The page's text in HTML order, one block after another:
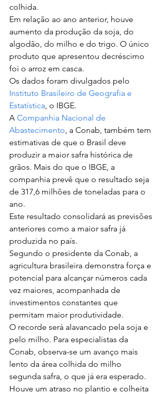
colhida.
Em relação ao ano anterior, houve
aumento da produção da soja, do
algodão, do milho e do trigo. O único
produto que apresentou decréscimo
foi o arroz em casca.
Os dados foram divulgados pelo
Instituto Brasileiro de Geografia e
Estatística, o IBGE.
A Companhia Nacional de
Abastecimento, a Conab, também tem
estimativas de que o Brasil deve
produzir a maior safra histórica de
grãos. Mais do que o IBGE, a
companhia prevê que o resultado seja
de 317,6 milhões de toneladas para o
ano.
Este resultado consolidará as previsões
anteriores como a maior safra já
produzida no país.
Segundo o presidente da Conab, a
agricultura brasileira demonstra força e
potencial para alcançar números cada
vez maiores, acompanhada de
investimentos constantes que
permitam maior produtividade.
O recorde será alavancado pela soja e
pelo milho. Para especialistas da
Conab, observa-se um avanço mais
lento da área colhida do milho
segunda safra, o que já era esperado.
Houve um atraso no plantio e colheita